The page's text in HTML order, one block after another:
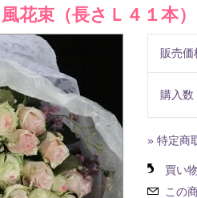
花束（長さＬ４１本）
販売価
購入数
» 特定商
買い
この